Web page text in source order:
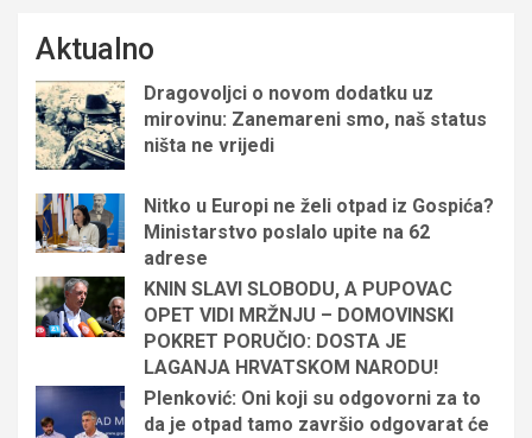
Aktualno
Dragovoljci o novom dodatku uz
mirovinu: Zanemareni smo, naš status
ništa ne vrijedi
Nitko u Europi ne želi otpad iz Gospića?
Ministarstvo poslalo upite na 62
adrese
KNIN SLAVI SLOBODU, A PUPOVAC
OPET VIDI MRŽNJU – DOMOVINSKI
POKRET PORUČIO: DOSTA JE
LAGANJA HRVATSKOM NARODU!
Plenković: Oni koji su odgovorni za to
da je otpad tamo završio odgovarat će